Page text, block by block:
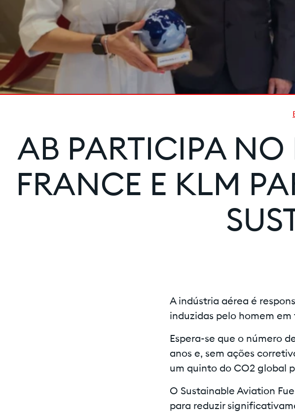
AB PARTICIPA NO
FRANCE E KLM
A indústria aérea é
induzidas pelo homem em
Espera-se que o número
anos e, sem ações
um quinto do CO2 global
O Sustainable Aviation
para reduzir